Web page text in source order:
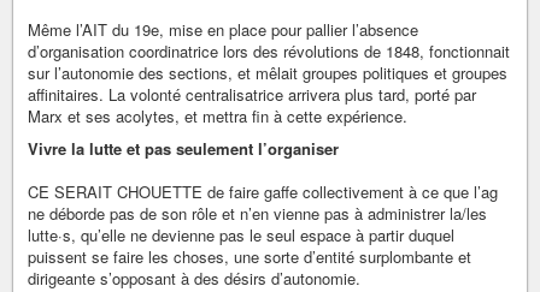
Même l’AIT du 19e, mise en place pour pallier l’absence
d’organisation coordinatrice lors des révolutions de 1848, fonctionnait
sur l’autonomie des sections, et mêlait groupes politiques et groupes
affinitaires. La volonté centralisatrice arrivera plus tard, porté par
Marx et ses acolytes, et mettra fin à cette expérience.
Vivre la lutte et pas seulement l’organiser
CE SERAIT CHOUETTE de faire gaffe collectivement à ce que l’ag
ne déborde pas de son rôle et n’en vienne pas à administrer la/les
lutte·s, qu’elle ne devienne pas le seul espace à partir duquel
puissent se faire les choses, une sorte d’entité surplombante et
dirigeante s’opposant à des désirs d’autonomie.